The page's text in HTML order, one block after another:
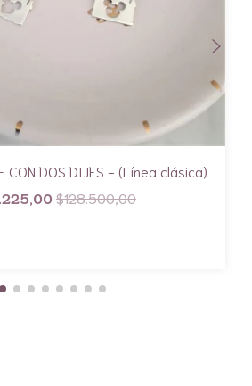
CON DOS DIJES - (Línea clásica)
$128.500,00